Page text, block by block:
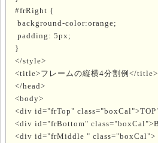
#frRight {
background-color:orange;
padding: 5px;
}
</style>
<title>フレームの縦横4分割例</title>
</head>
<body>
<div id="frTop"
<div id="frBottom"
<div id="frMiddle " class="boxCal">